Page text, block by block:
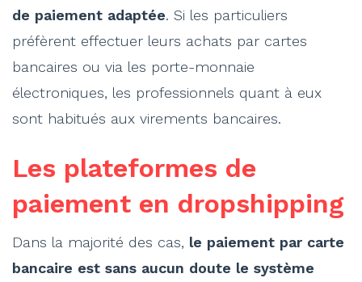
de paiement adaptée. Si les particuliers
préfèrent effectuer leurs achats par cartes
bancaires ou via les porte-monnaie
électroniques, les professionnels quant à eux
sont habitués aux virements bancaires.
Les plateformes de
paiement en dropshipping
Dans la majorité des cas, le paiement par carte
bancaire est sans aucun doute le système